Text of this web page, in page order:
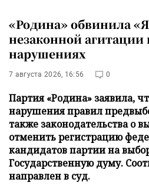
«Родина» обвинила
незаконной
нарушениях
7 августа 2026, 16:56 0
Партия «Родина» заявила,
нарушения правил
также законодательства о
отменить регистрацию
кандидатов партии на
Государственную думу.
направлен в суд.